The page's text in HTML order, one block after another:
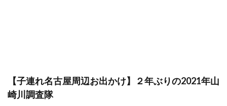
【子連れ名古屋周辺お出かけ】２年ぶりの2021年山
崎川調査隊